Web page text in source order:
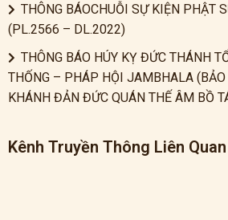
THÔNG BÁOCHUỖI SỰ KIỆN PHẬT
(PL.2566 – DL.2022)
THÔNG BÁO HÚY KỴ ĐỨC THÁNH
THỐNG – PHÁP HỘI JAMBHALA (BẢO
KHÁNH ĐẢN ĐỨC QUÁN THẾ ÂM BỒ
Kênh Truyền Thông Liên Quan